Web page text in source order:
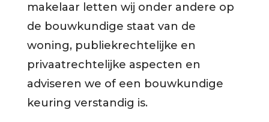
makelaar letten wij onder andere op
de bouwkundige staat van de
woning, publiekrechtelijke en
privaatrechtelijke aspecten en
adviseren we of een bouwkundige
keuring verstandig is.